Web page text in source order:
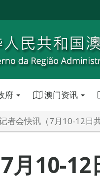
府 澳门资讯
者会快讯（7月10-12日
月10-12